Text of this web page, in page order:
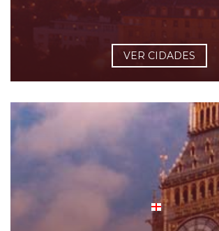
VER CIDADES